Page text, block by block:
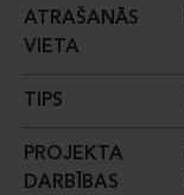
ATRAŠANĀS
VIETA
TIPS
PROJEKTA
DARBĪBAS